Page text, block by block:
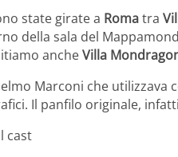
state girate a Romatra
della sala del
ancheVilla
Marconi che utilizzava
Il panfilo originale,
cast